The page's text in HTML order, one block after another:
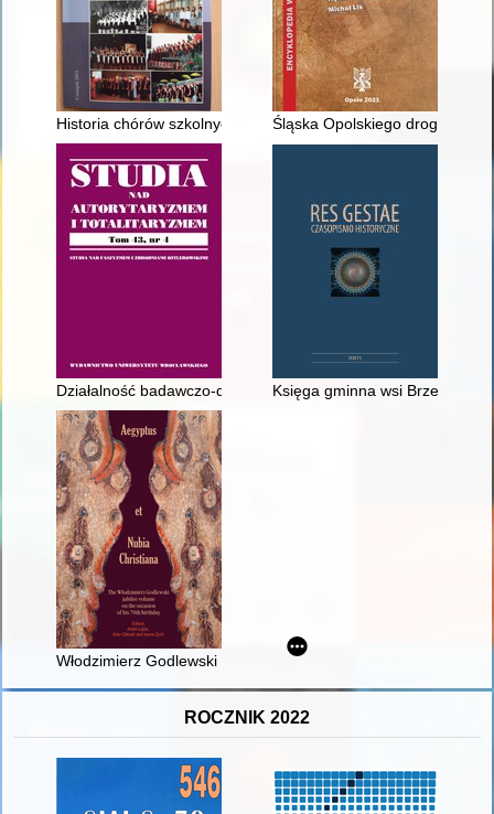
Historia chórów szkolnych na ziemi czempińskiej
Śląska Opolskiego droga do
Działalność badawczo-dokumentacyjna Okręgowej Komisji
Księga gminna wsi Brzezowa
Włodzimierz Godlewski - list of publications
ROCZNIK 2022